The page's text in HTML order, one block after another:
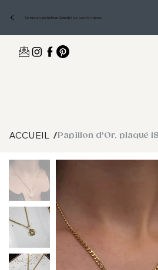
Livraison gratuite au Canada| sur tous les bijoux
ACCUEIL /Papillon d'Or, plaqué